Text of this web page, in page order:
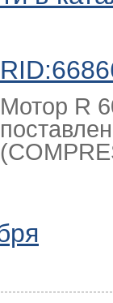
Мотор R